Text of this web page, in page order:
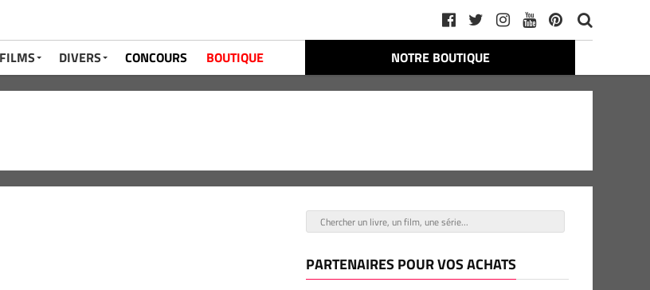
DIVERS CONCOURS BOUTIQUE NOTRE BOUTIQUE
PARTENAIRES POUR VOS ACHATS